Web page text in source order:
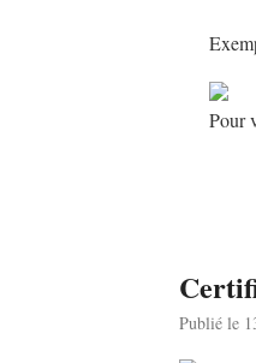
Pour
Publié le